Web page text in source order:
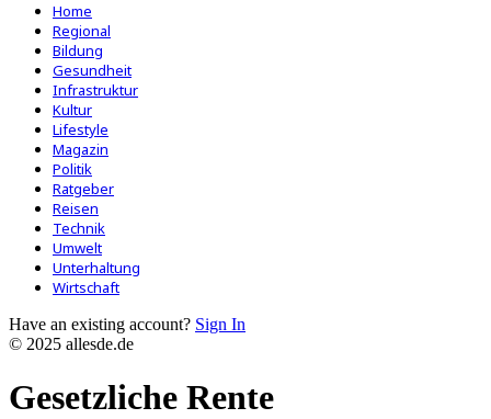
Home
Regional
Bildung
Gesundheit
Infrastruktur
Kultur
Lifestyle
Magazin
Politik
Ratgeber
Reisen
Technik
Umwelt
Unterhaltung
Wirtschaft
Have an existing account? Sign In
© 2025 allesde.de
Gesetzliche Rente